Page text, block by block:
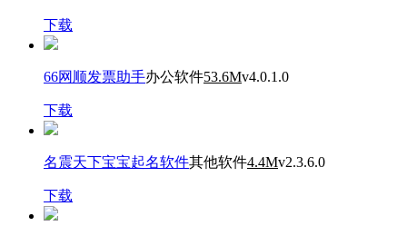
下载
66网顺发票助手办公软件53.6Mv4.0.1.0
下载
名震天下宝宝起名软件其他软件4.4Mv2.3.6.0
下载